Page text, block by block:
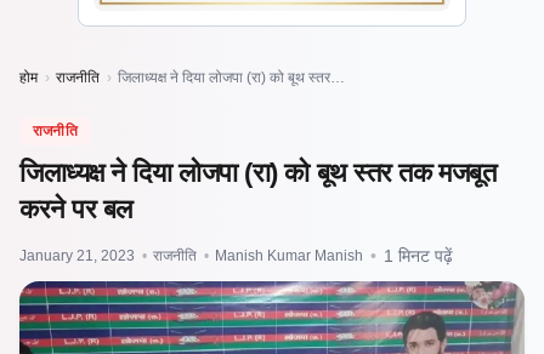
होम › राजनीति › जिलाध्यक्ष ने दिया लोजपा (रा) को बूथ स्तर…
राजनीति
जिलाध्यक्ष ने दिया लोजपा (रा) को बूथ स्तर तक मजबूत
करने पर बल
January 21, 2023 • राजनीति • Manish Kumar Manish • 1 मिनट पढ़ें